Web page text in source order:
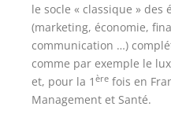
le socle « classique » des
(marketing, économie,
communication …)
comme par exemple le
et, pour la 1 ère fois en
Management et Santé.